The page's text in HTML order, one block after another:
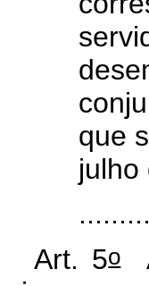
que
julho
Art. 5o